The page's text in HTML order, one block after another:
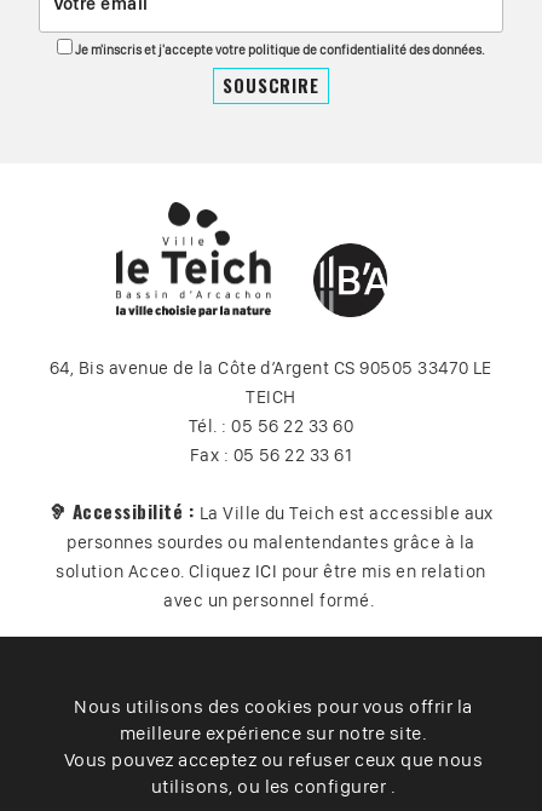
Je m'inscris et j'accepte votre politique de confidentialité des données.
64, Bis avenue de la Côte d’Argent CS 90505 33470 LE
TEICH
Tél. : 05 56 22 33 60
Fax : 05 56 22 33 61
🦻 Accessibilité : La Ville du Teich est accessible aux
personnes sourdes ou malentendantes grâce à la
solution Acceo. Cliquez ICI pour être mis en relation
avec un personnel formé.
Plan du site Contact Vos données
Cookies
Accessibilité
Nous utilisons des cookies pour vous offrir la
meilleure expérience sur notre site.
Vous pouvez acceptez ou refuser ceux que nous
utilisons, ou les configurer .